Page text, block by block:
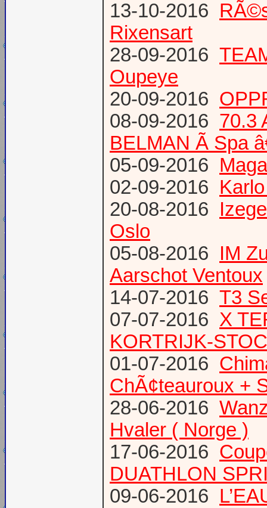
13-10-2016
Rixensart
28-09-2016
Oupeye
20-09-2016
08-09-2016 70.3
BELMAN Ã Spa
05-09-2016
02-09-2016
20-08-2016
Oslo
05-08-2016 IM
Aarschot Ventoux
14-07-2016 T3
07-07-2016 X
KORTRIJK-
01-07-2016
ChÃ¢teauroux +
28-06-2016
Hvaler ( Norge )
17-06-2016
DUATHLON
09-06-2016